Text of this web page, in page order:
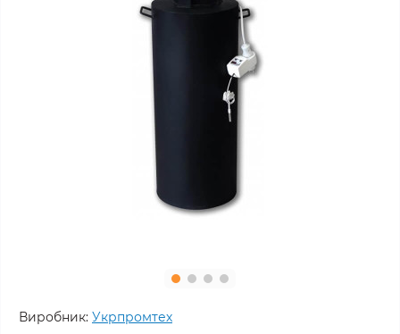
Виробник: Укрпромтех